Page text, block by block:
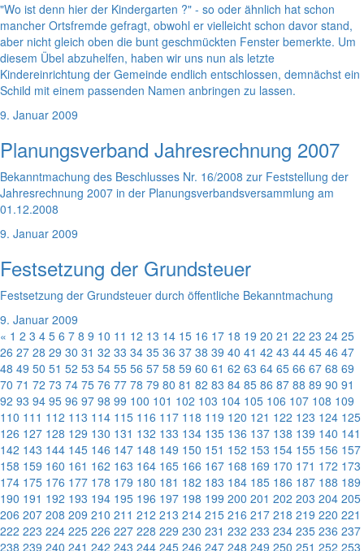
"Wo ist denn hier der Kindergarten ?" - so oder ähnlich hat schon
mancher Ortsfremde gefragt, obwohl er vielleicht schon davor stand,
aber nicht gleich oben die bunt geschmückten Fenster bemerkte. Um
diesem Übel abzuhelfen, haben wir uns nun als letzte
Kindereinrichtung der Gemeinde endlich entschlossen, demnächst ein
Schild mit einem passenden Namen anbringen zu lassen.
9. Januar 2009
Planungsverband Jahresrechnung 2007
Bekanntmachung des Beschlusses Nr. 16/2008 zur Feststellung der
Jahresrechnung 2007 in der Planungsverbandsversammlung am
01.12.2008
9. Januar 2009
Festsetzung der Grundsteuer
Festsetzung der Grundsteuer durch öffentliche Bekanntmachung
9. Januar 2009
« 1 2 3 4 5 6 7 8 9 10 11 12 13 14 15 16 17 18 19 20 21 22 23 24 25
26 27 28 29 30 31 32 33 34 35 36 37 38 39 40 41 42 43 44 45 46 47
48 49 50 51 52 53 54 55 56 57 58 59 60 61 62 63 64 65 66 67 68 69
70 71 72 73 74 75 76 77 78 79 80 81 82 83 84 85 86 87 88 89 90 91
92 93 94 95 96 97 98 99 100 101 102 103 104 105 106 107 108 109
110 111 112 113 114 115 116 117 118 119 120 121 122 123 124 125
126 127 128 129 130 131 132 133 134 135 136 137 138 139 140 141
142 143 144 145 146 147 148 149 150 151 152 153 154 155 156 157
158 159 160 161 162 163 164 165 166 167 168 169 170 171 172 173
174 175 176 177 178 179 180 181 182 183 184 185 186 187 188 189
190 191 192 193 194 195 196 197 198 199 200 201 202 203 204 205
206 207 208 209 210 211 212 213 214 215 216 217 218 219 220 221
222 223 224 225 226 227 228 229 230 231 232 233 234 235 236 237
238 239 240 241 242 243 244 245 246 247 248 249 250 251 252 253